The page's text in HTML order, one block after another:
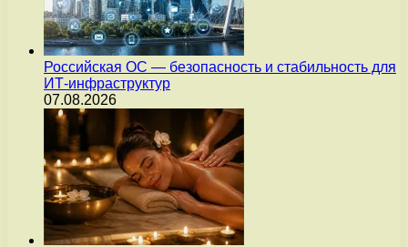
Российская ОС — безопасность и стабильность для
ИТ-инфраструктур
07.08.2026